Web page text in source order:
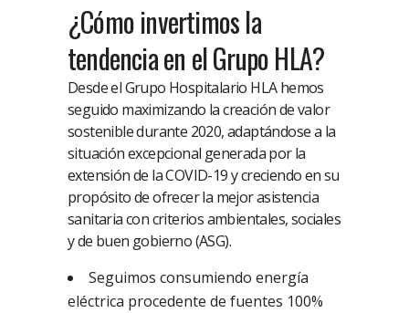
¿Cómo invertimos la
tendencia en el Grupo HLA?
Desde el Grupo Hospitalario HLA hemos
seguido maximizando la creación de valor
sostenible durante 2020, adaptándose a la
situación excepcional generada por la
extensión de la COVID-19 y creciendo en su
propósito de ofrecer la mejor asistencia
sanitaria con criterios ambientales, sociales
y de buen gobierno (ASG).
Seguimos consumiendo energía
eléctrica procedente de fuentes 100%